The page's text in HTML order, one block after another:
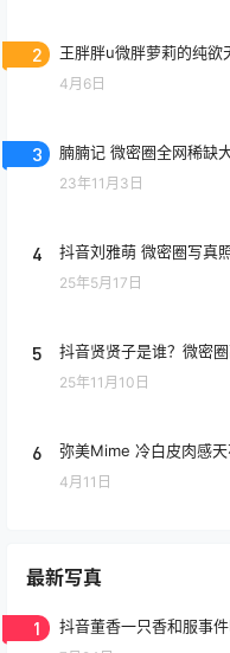
2 王胖胖u微胖萝莉的纯欲
4月6日
3 腩腩记 微密圈全网稀缺
23年11月3日
4 抖音刘雅萌 微密圈写真
25年5月17日
5 抖音贤贤子是谁？微密
25年11月10日
6 弥美Mime 冷白皮肉感
4月11日
最新写真
1 抖音董香一只香和服事